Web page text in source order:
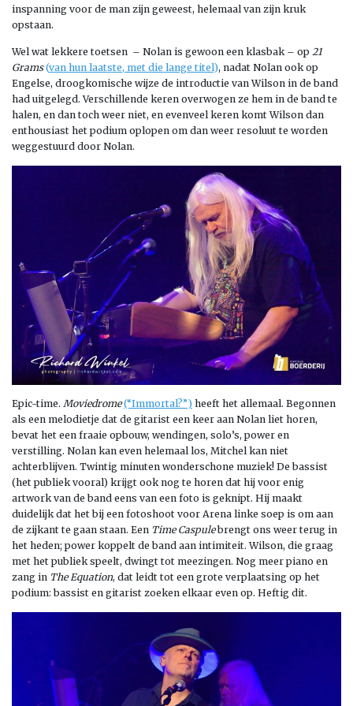
inspanning voor de man zijn geweest, helemaal van zijn kruk
opstaan.
Wel wat lekkere toetsen – Nolan is gewoon een klasbak – op 21
Grams (van hun laatste, met die lange titel), nadat Nolan ook op
Engelse, droogkomische wijze de introductie van Wilson in de band
had uitgelegd. Verschillende keren overwogen ze hem in de band te
halen, en dan toch weer niet, en evenveel keren komt Wilson dan
enthousiast het podium oplopen om dan weer resoluut te worden
weggestuurd door Nolan.
Epic-time. Moviedrome (“Immortal?”) heeft het allemaal. Begonnen
als een melodietje dat de gitarist een keer aan Nolan liet horen,
bevat het een fraaie opbouw, wendingen, solo’s, power en
verstilling. Nolan kan even helemaal los, Mitchel kan niet
achterblijven. Twintig minuten wonderschone muziek! De bassist
(het publiek vooral) krijgt ook nog te horen dat hij voor enig
artwork van de band eens van een foto is geknipt. Hij maakt
duidelijk dat het bij een fotoshoot voor Arena linke soep is om aan
de zijkant te gaan staan. Een Time Caspulebrengt ons weer terug in
het heden; power koppelt de band aan intimiteit. Wilson, die graag
met het publiek speelt, dwingt tot meezingen. Nog meer piano en
zang in The Equation, dat leidt tot een grote verplaatsing op het
podium: bassist en gitarist zoeken elkaar even op. Heftig dit.